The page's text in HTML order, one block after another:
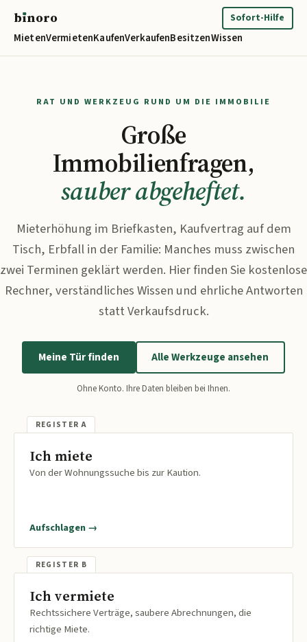
bınoro
MietenVermietenKaufenVerkaufenBesitzenWissen
Sofort-Hilfe
RAT UND WERKZEUG RUND UM DIE IMMOBILIE
Große
Immobilienfragen,
sauber abgeheftet.
Mieterhöhung im Briefkasten, Kaufvertrag auf dem
Tisch, Erbfall in der Familie: Manches muss zwischen
zwei Terminen geklärt werden. Hier finden Sie kostenlose
Rechner, verständliches Wissen und ehrliche Antworten
statt Verkaufsdruck.
Meine Tür finden Alle Werkzeuge ansehen
Ohne Konto. Ihre Daten bleiben bei Ihnen.
Ich miete
Von der Wohnungssuche bis zur Kaution.
Aufschlagen →
Ich vermiete
Rechtssichere Verträge, saubere Abrechnungen, die
richtige Miete.